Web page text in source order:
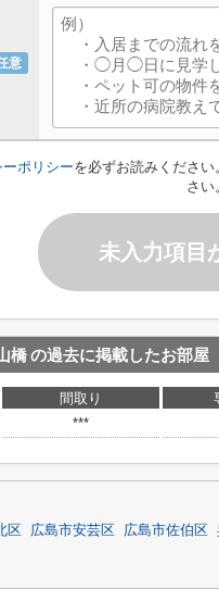
意
ポリシーを必ずお読みくださ
さい。
未入力項目
橋の過去に掲載したお部屋
間取り
***
区 広島市安芸区 広島市佐伯区